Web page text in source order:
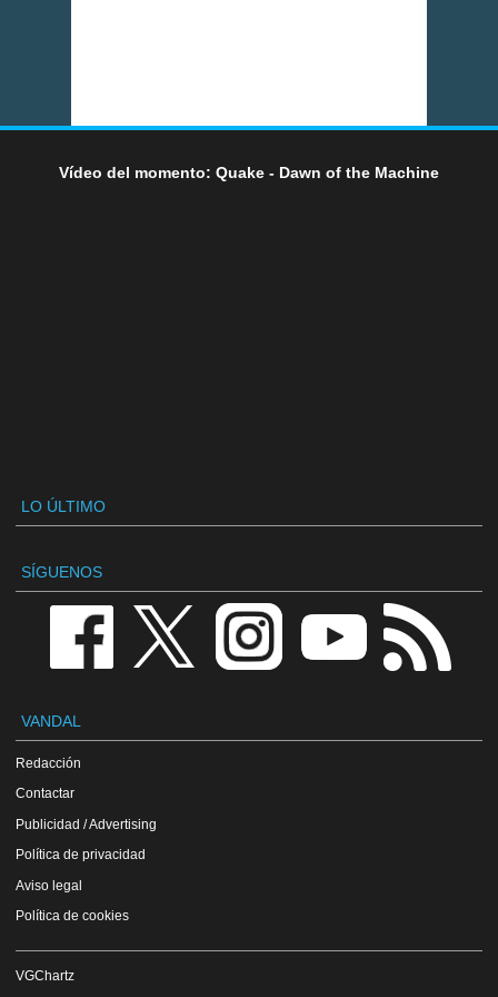
Vídeo del momento: Quake - Dawn of the Machine
LO ÚLTIMO
SÍGUENOS
VANDAL
Redacción
Contactar
Publicidad / Advertising
Política de privacidad
Aviso legal
Política de cookies
VGChartz